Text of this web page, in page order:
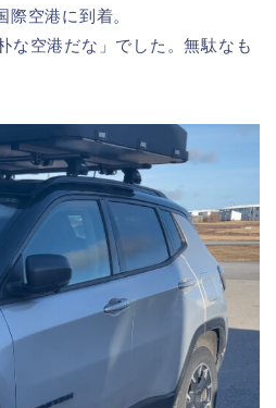
空港に到着。
な空港だな」でした。無駄なも